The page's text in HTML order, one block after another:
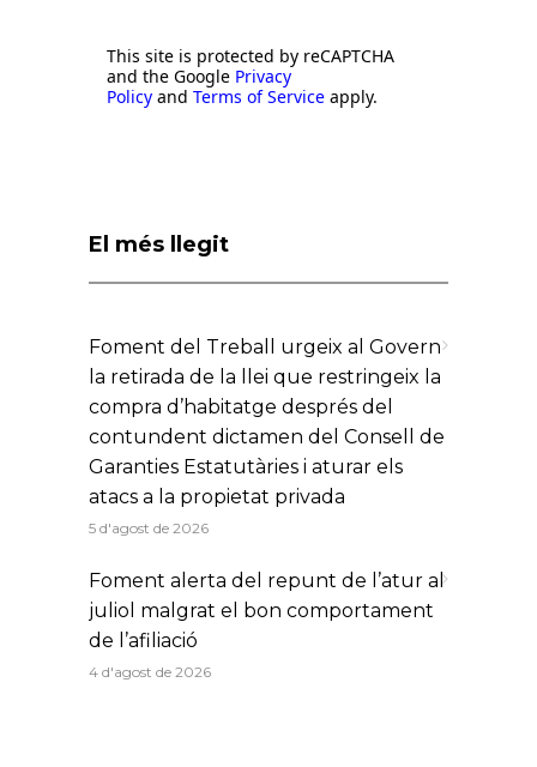
This site is protected by reCAPTCHA
and the Google Privacy
Policy and Terms of Service apply.
El més llegit
Foment del Treball urgeix al Govern
la retirada de la llei que restringeix la
compra d’habitatge després del
contundent dictamen del Consell de
Garanties Estatutàries i aturar els
atacs a la propietat privada
5 d'agost de 2026
Foment alerta del repunt de l’atur al
juliol malgrat el bon comportament
de l’afiliació
4 d'agost de 2026